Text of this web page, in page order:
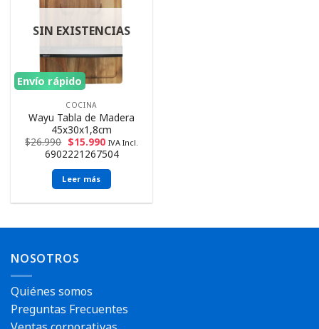
Envío rápido
SIN EXISTENCIAS
COCINA
Wayu Tabla de Madera
45x30x1,8cm
$26.990 $15.990 IVA Incl.
6902221267504
Leer más
NOSOTROS
Quiénes somos
Preguntas Frecuentes